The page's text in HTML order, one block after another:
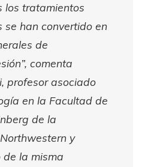
los tratamientos
se han convertido en
de
comenta
profesor asociado
en la Facultad de
de la
y
la misma